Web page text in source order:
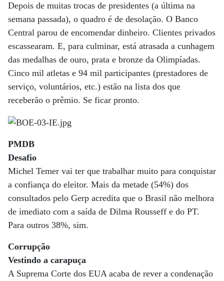
Depois de muitas trocas de presidentes (a última na
semana passada), o quadro é de desolação. O Banco
Central parou de encomendar dinheiro. Clientes privados
escassearam. E, para culminar, está atrasada a cunhagem
das medalhas de ouro, prata e bronze da Olimpíadas.
Cinco mil atletas e 94 mil participantes (prestadores de
serviço, voluntários, etc.) estão na lista dos que
receberão o prêmio. Se ficar pronto.
PMDB
Desafio
Michel Temer vai ter que trabalhar muito para conquistar
a confiança do eleitor. Mais da metade (54%) dos
consultados pelo Gerp acredita que o Brasil não melhora
de imediato com a saída de Dilma Rousseff e do PT.
Para outros 38%, sim.
Corrupção
Vestindo a carapuça
A Suprema Corte dos EUA acaba de rever a condenação